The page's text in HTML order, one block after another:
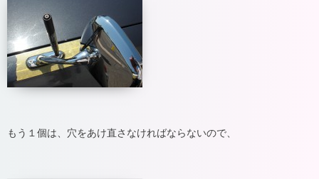
もう１個は、穴をあけ直さなければならないので、